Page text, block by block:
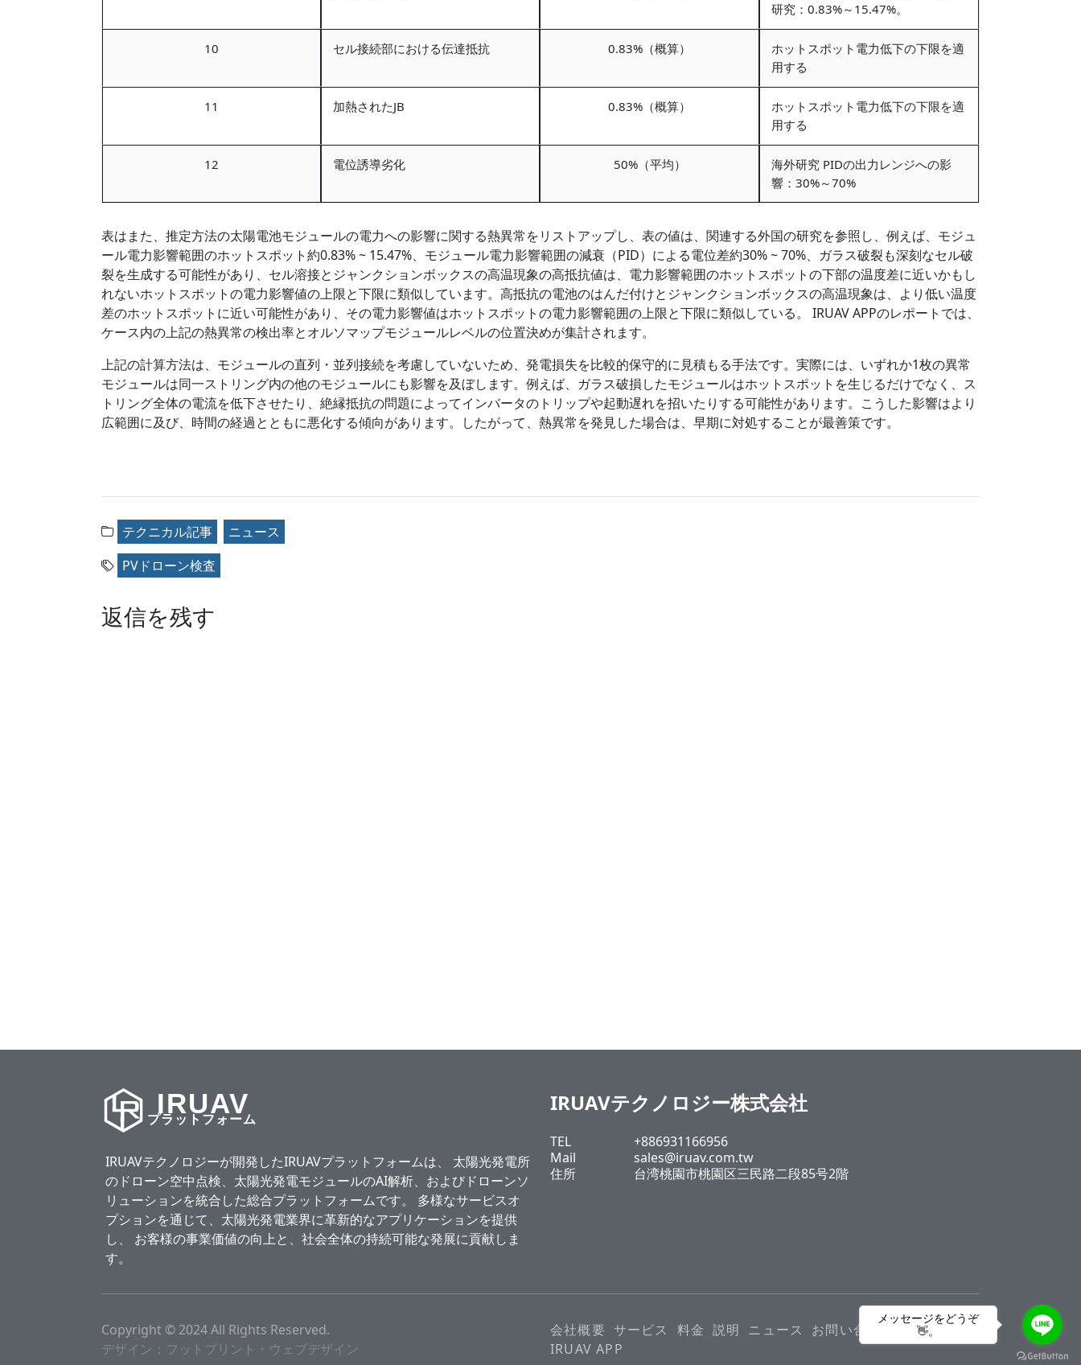
研究：0.83%～15.47%。
10 セル接続部における伝達抵抗 0.83%（概算）
ホットスポット電力低下の下限を適
用する
11 加熱されたJB 0.83%（概算）
ホットスポット電力低下の下限を適
用する
12 電位誘導劣化 50%（平均）
海外研究 PIDの出力レンジへの影
響：30%～70%
表はまた、推定方法の太陽電池モジュールの電力への影響に関する熱異常をリストアップし、表の値は、関連する外国の研究を参照し、例えば、モジュ
ール電力影響範囲のホットスポット約0.83% ~ 15.47%、モジュール電力影響範囲の減衰（PID）による電位差約30% ~ 70%、ガラス破裂も深刻なセル破
裂を生成する可能性があり、セル溶接とジャンクションボックスの高温現象の高抵抗値は、電力影響範囲のホットスポットの下部の温度差に近いかもし
れないホットスポットの電力影響値の上限と下限に類似しています。高抵抗の電池のはんだ付けとジャンクションボックスの高温現象は、より低い温度
差のホットスポットに近い可能性があり、その電力影響値はホットスポットの電力影響範囲の上限と下限に類似している。 IRUAV APPのレポートでは、
ケース内の上記の熱異常の検出率とオルソマップモジュールレベルの位置決めが集計されます。
上記の計算方法は、モジュールの直列・並列接続を考慮していないため、発電損失を比較的保守的に見積もる手法です。実際には、いずれか1枚の異常
モジュールは同一ストリング内の他のモジュールにも影響を及ぼします。例えば、ガラス破損したモジュールはホットスポットを生じるだけでなく、ス
トリング全体の電流を低下させたり、絶縁抵抗の問題によってインバータのトリップや起動遅れを招いたりする可能性があります。こうした影響はより
広範囲に及び、時間の経過とともに悪化する傾向があります。したがって、熱異常を発見した場合は、早期に対処することが最善策です。
テクニカル記事
ニュース
PVドローン検査
返信を残す
IRUAV
プラットフォーム
IRUAVテクノロジーが開発したIRUAVプラットフォームは、 太陽光発電所
のドローン空中点検、太陽光発電モジュールのAI解析、およびドローンソ
リューションを統合した総合プラットフォームです。 多様なサービスオ
プションを通じて、太陽光発電業界に革新的なアプリケーションを提供
し、 お客様の事業価値の向上と、社会全体の持続可能な発展に貢献しま
す。
IRUAVテクノロジー株式会社
TEL
+886931166956
Mail
sales@iruav.com.tw
住所
台湾桃園市桃園区三民路二段85号2階
Copyright © 2024 All Rights Reserved.
デザイン：フットプリント・ウェブデザイン
会社概要 サービス 料金 説明 ニュース
お問い合わせ
IRUAV APP
メッセージをどうぞ
👋。